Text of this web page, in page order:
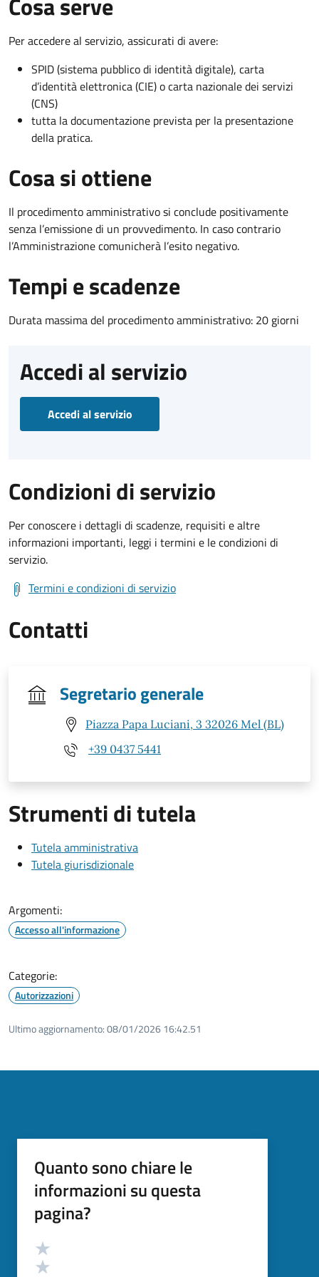
Per accedere al servizio, assicurati di avere:
SPID (sistema pubblico di identità digitale), carta
d’identità elettronica (CIE) o carta nazionale dei servizi
(CNS)
tutta la documentazione prevista per la presentazione
della pratica.
Cosa si ottiene
Il procedimento amministrativo si conclude positivamente
senza l’emissione di un provvedimento. In caso contrario
l’Amministrazione comunicherà l’esito negativo.
Tempi e scadenze
Durata massima del procedimento amministrativo: 20 giorni
Accedi al servizio
Accedi al servizio
Condizioni di servizio
Per conoscere i dettagli di scadenze, requisiti e altre
informazioni importanti, leggi i termini e le condizioni di
servizio.
Termini e condizioni di servizio
Contatti
Segretario generale
Piazza Papa Luciani, 3 32026 Mel (BL)
+39 0437 5441
Strumenti di tutela
Tutela amministrativa
Tutela giurisdizionale
Argomenti:
Accesso all'informazione
Categorie:
Autorizzazioni
Ultimo aggiornamento:08/01/2026 16:42.51
Quanto sono chiare le
informazioni su questa
pagina?
Valutazione